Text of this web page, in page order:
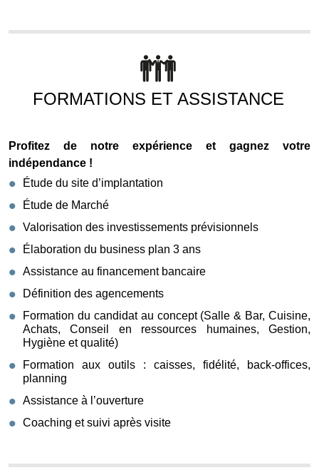
FORMATIONS ET ASSISTANCE
Profitez de notre expérience et gagnez votre
indépendance !
Étude du site d’implantation
Étude de Marché
Valorisation des investissements prévisionnels
Élaboration du business plan 3 ans
Assistance au financement bancaire
Définition des agencements
Formation du candidat au concept (Salle & Bar, Cuisine,
Achats, Conseil en ressources humaines, Gestion,
Hygiène et qualité)
Formation aux outils : caisses, fidélité, back-offices,
planning
Assistance à l’ouverture
Coaching et suivi après visite